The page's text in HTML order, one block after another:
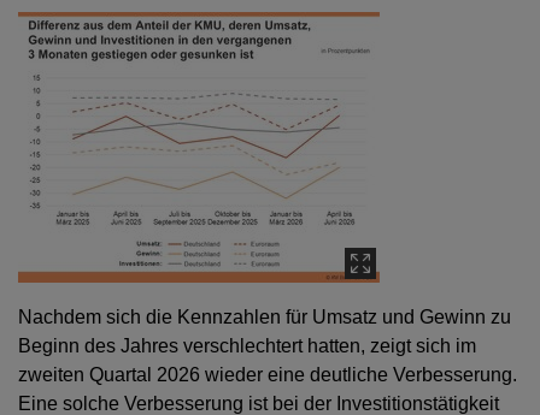
Nachdem sich die Kennzahlen für Umsatz und Gewinn zu
Beginn des Jahres verschlechtert hatten, zeigt sich im
zweiten Quartal 2026 wieder eine deutliche Verbesserung.
Eine solche Verbesserung ist bei der Investitionstätigkeit